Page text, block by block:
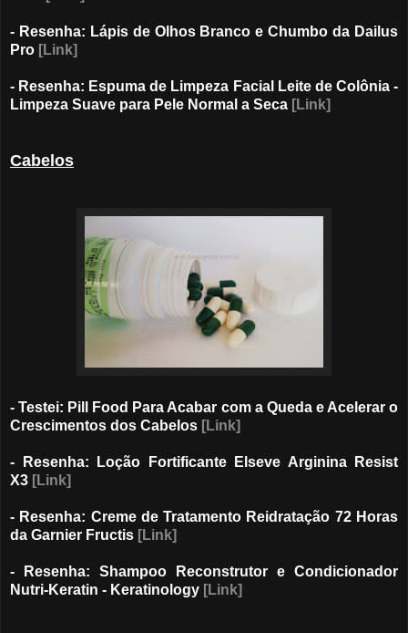
- Resenha: Lápis de Olhos Branco e Chumbo da Dailus
Pro [Link]
- Resenha: Espuma de Limpeza Facial Leite de Colônia -
Limpeza Suave para Pele Normal a Seca [Link]
Cabelos
- Testei: Pill Food Para Acabar com a Queda e Acelerar o
Crescimentos dos Cabelos [Link]
- Resenha: Loção Fortificante Elseve Arginina Resist
X3 [Link]
- Resenha: Creme de Tratamento Reidratação 72 Horas
da Garnier Fructis [Link]
- Resenha: Shampoo Reconstrutor e Condicionador
Nutri-Keratin - Keratinology [Link]